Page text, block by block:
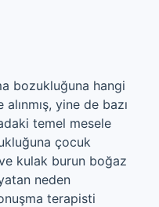
bozukluğuna hangi
yine de bazı
temel mesele
çocuk
kulak burun boğaz
neden
terapisti